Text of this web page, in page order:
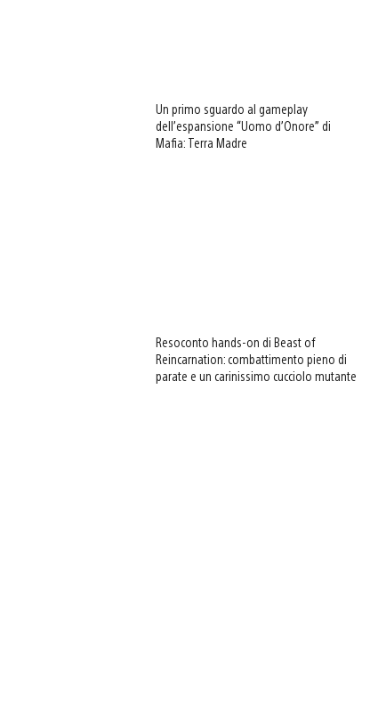
Un primo sguardo al gameplay
dell’espansione “Uomo d’Onore” di
Mafia: Terra Madre
Resoconto hands-on di Beast of
Reincarnation: combattimento pieno di
parate e un carinissimo cucciolo mutante